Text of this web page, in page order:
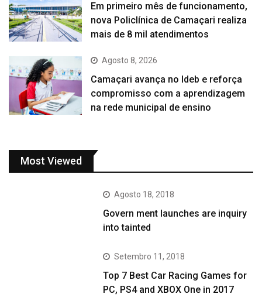
Em primeiro mês de funcionamento,
nova Policlínica de Camaçari realiza
mais de 8 mil atendimentos
Agosto 8, 2026
Camaçari avança no Ideb e reforça
compromisso com a aprendizagem
na rede municipal de ensino
Most Viewed
Agosto 18, 2018
Govern ment launches are inquiry
into tainted
Setembro 11, 2018
Top 7 Best Car Racing Games for
PC, PS4 and XBOX One in 2017